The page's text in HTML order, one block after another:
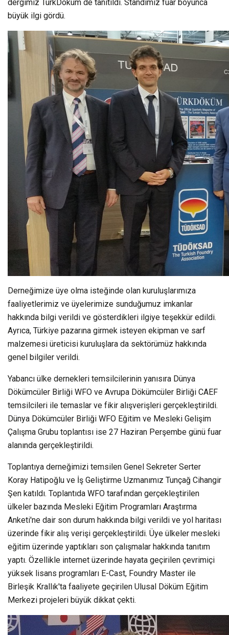
dergimiz TürkDöküm de tanıtıldı. Standımız fuar boyunca
büyük ilgi gördü.
Derneğimize üye olma isteğinde olan kuruluşlarımıza
faaliyetlerimiz ve üyelerimize sunduğumuz imkanlar
hakkında bilgi verildi ve gösterdikleri ilgiye teşekkür edildi.
Ayrıca, Türkiye pazarına girmek isteyen ekipman ve sarf
malzemesi üreticisi kuruluşlara da sektörümüz hakkında
genel bilgiler verildi.
Yabancı ülke dernekleri temsilcilerinin yanısıra Dünya
Dökümcüler Birliği WFO ve Avrupa Dökümcüler Birliği CAEF
temsilcileri ile temaslar ve fikir alışverişleri gerçekleştirildi.
Dünya Dökümcüler Birliği WFO Eğitim ve Mesleki Gelişim
Çalışma Grubu toplantısı ise 27 Haziran Perşembe günü fuar
alanında gerçekleştirildi.
Toplantıya derneğimizi temsilen Genel Sekreter Serter
Koray Hatipoğlu ve İş Geliştirme Uzmanımız Tunçağ Cihangir
Şen katıldı. Toplantıda WFO tarafından gerçekleştirilen
ülkeler bazında Mesleki Eğitim Programları Araştırma
Anketi'ne dair son durum hakkında bilgi verildi ve yol haritası
üzerinde fikir alış verişi gerçekleştirildi. Üye ülkeler mesleki
eğitim üzerinde yaptıkları son çalışmalar hakkında tanıtım
yaptı. Özellikle internet üzerinde hayata geçirilen çevrimiçi
yüksek lisans programları E-Cast, Foundry Master ile
Birleşik Krallık'ta faaliyete geçirilen Ulusal Döküm Eğitim
Merkezi projeleri büyük dikkat çekti.